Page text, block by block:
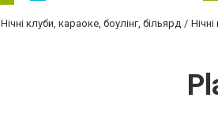
Нічні клуби, караоке, боулінг, більярд